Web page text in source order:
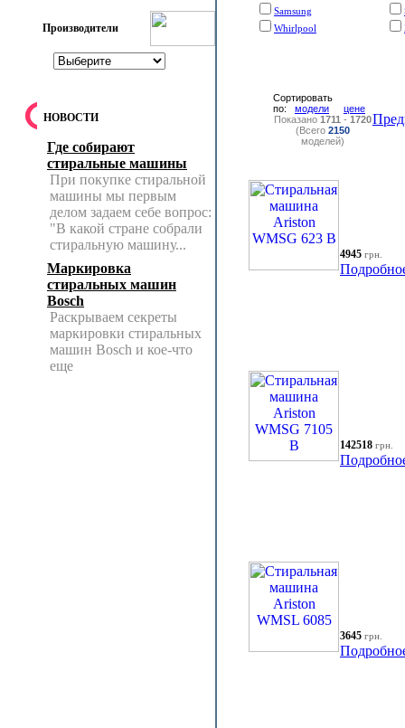
Производители
НОВОСТИ
Где собирают
стиральные машины
При покупке стиральной
машины мы первым
делом задаем себе вопрос:
"В какой стране собрали
стиральную машину...
Маркировка
стиральных машин
Bosch
Раскрываем секреты
маркировки стиральных
машин Bosch и кое-что
еще
Samsung
Whirlpool
Сортировать
по: модели
цене
Показано 1711 - 1720
(Всего 2150
моделей)
4945 грн.
142518 грн.
3645 грн.